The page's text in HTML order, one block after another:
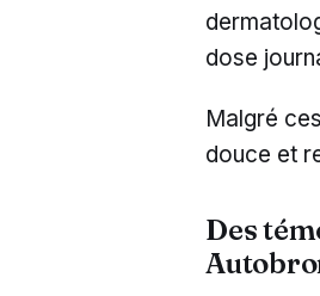
dose
Malgré
douce et
Des